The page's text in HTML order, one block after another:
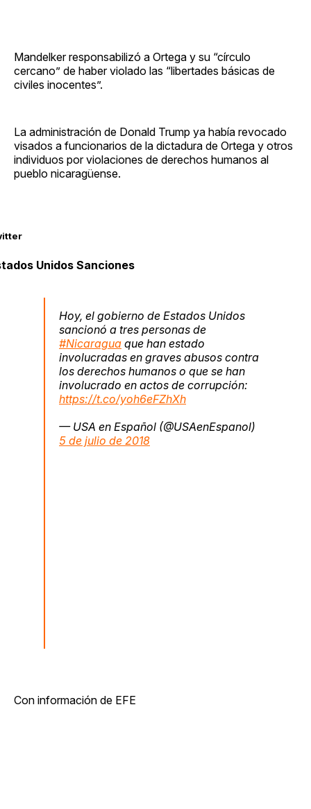
Mandelker responsabilizó a Ortega y su “círculo
cercano” de haber violado las “libertades básicas de
civiles inocentes”.
La administración de Donald Trump ya había revocado
visados a funcionarios de la dictadura de Ortega y otros
individuos por violaciones de derechos humanos al
pueblo nicaragüense.
Unidos Sanciones
Hoy, el gobierno de Estados Unidos
sancionó a tres personas de
#Nicaragua que han estado
involucradas en graves abusos contra
los derechos humanos o que se han
involucrado en actos de corrupción:
https://t.co/yoh6eFZhXh
— USA en Español (@USAenEspanol)
5 de julio de 2018
Con información de EFE